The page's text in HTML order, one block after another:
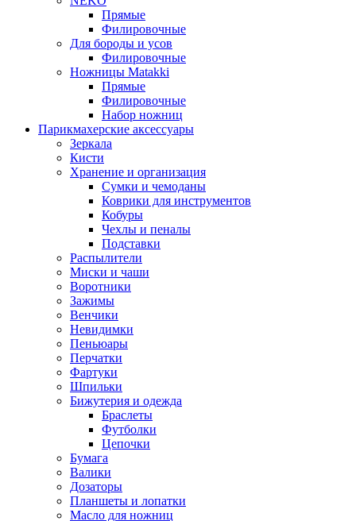
Прямые
Филировочные
Для бороды и усов
Филировочные
Ножницы Matakki
Прямые
Филировочные
Набор ножниц
Парикмахерские аксессуары
Зеркала
Кисти
Хранение и организация
Сумки и чемоданы
Коврики для инструментов
Кобуры
Чехлы и пеналы
Подставки
Распылители
Миски и чаши
Воротники
Зажимы
Венчики
Невидимки
Пеньюары
Перчатки
Фартуки
Шпильки
Бижутерия и одежда
Браслеты
Футболки
Цепочки
Бумага
Валики
Дозаторы
Планшеты и лопатки
Масло для ножниц